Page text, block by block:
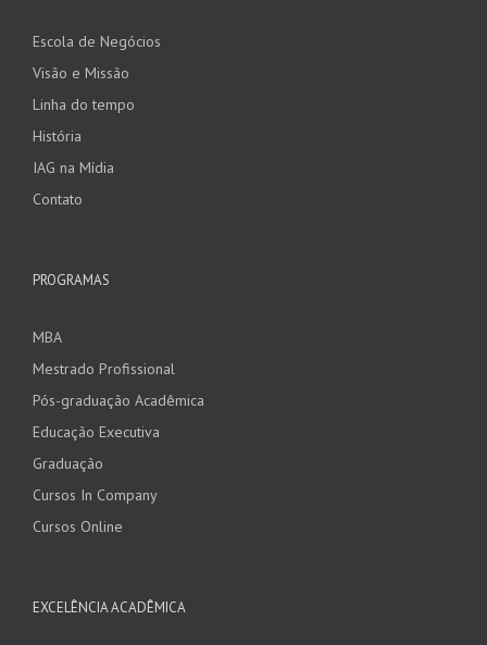
Escola de Negócios
Visão e Missão
Linha do tempo
História
IAG na Mídia
Contato
PROGRAMAS
MBA
Mestrado Profissional
Pós-graduação Acadêmica
Educação Executiva
Graduação
Cursos In Company
Cursos Online
EXCELÊNCIA ACADÊMICA